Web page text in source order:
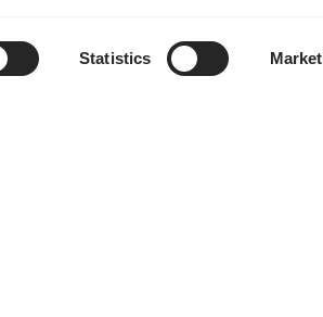
Statistics
Lisätietoa Rototecin